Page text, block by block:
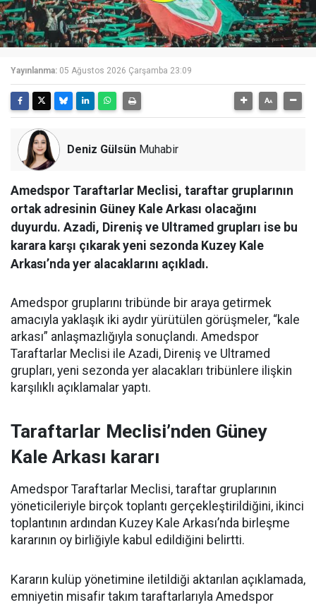
Yayınlanma: 05 Ağustos 2026 Çarşamba 23:09
Deniz Gülsün Muhabir
Amedspor Taraftarlar Meclisi, taraftar gruplarının
ortak adresinin Güney Kale Arkası olacağını
duyurdu. Azadi, Direniş ve Ultramed grupları ise bu
karara karşı çıkarak yeni sezonda Kuzey Kale
Arkası’nda yer alacaklarını açıkladı.
Amedspor gruplarını tribünde bir araya getirmek
amacıyla yaklaşık iki aydır yürütülen görüşmeler, “kale
arkası” anlaşmazlığıyla sonuçlandı. Amedspor
Taraftarlar Meclisi ile Azadi, Direniş ve Ultramed
grupları, yeni sezonda yer alacakları tribünlere ilişkin
karşılıklı açıklamalar yaptı.
Taraftarlar Meclisi’nden Güney
Kale Arkası kararı
Amedspor Taraftarlar Meclisi, taraftar gruplarının
yöneticileriyle birçok toplantı gerçekleştirildiğini, ikinci
toplantının ardından Kuzey Kale Arkası’nda birleşme
kararının oy birliğiyle kabul edildiğini belirtti.
Kararın kulüp yönetimine iletildiği aktarılan açıklamada,
emniyetin misafir takım taraftarlarıyla Amedspor